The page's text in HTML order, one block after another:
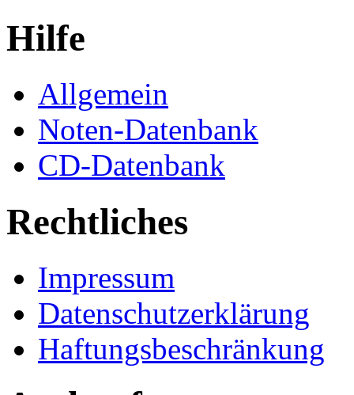
Hilfe
Allgemein
Noten-Datenbank
CD-Datenbank
Rechtliches
Impressum
Datenschutzerklärung
Haftungsbeschränkung